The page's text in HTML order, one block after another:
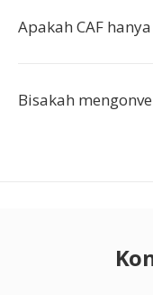
Apakah CAF
Bisakah